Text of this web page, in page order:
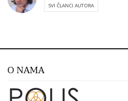
SVI ČLANCI AUTORA
O NAMA